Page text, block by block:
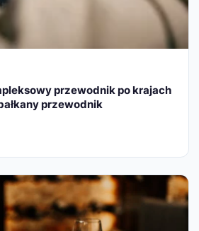
przewodnik po krajach
przewodnik